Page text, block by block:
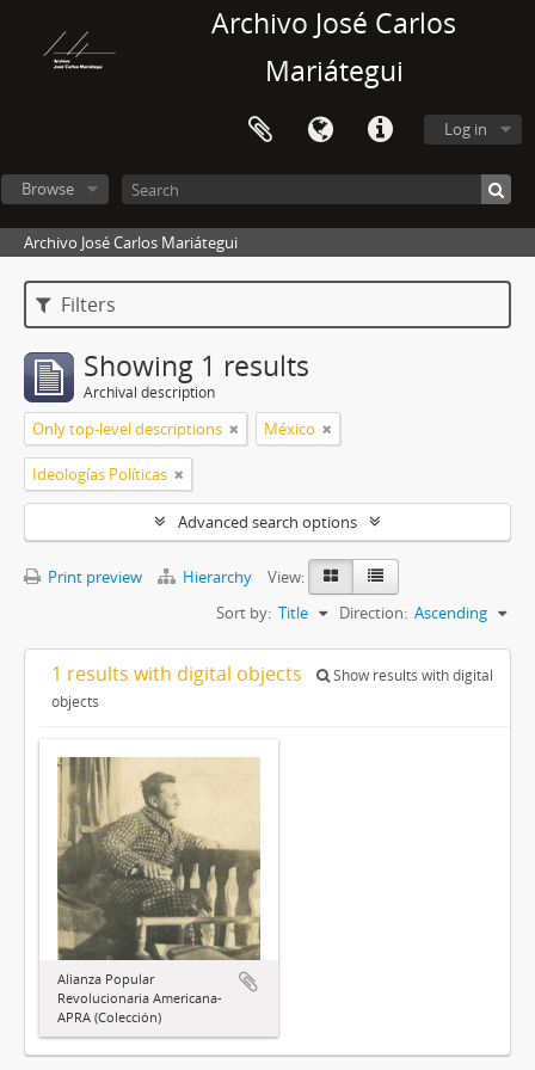
Archivo José Carlos
Mariátegui
Log in
Browse
Archivo José Carlos Mariátegui
Filters
Showing 1 results
Archival description
Only top-level descriptions México
Ideologías Políticas
Advanced search options
Print preview Hierarchy
View:
Sort by: Title Direction: Ascending
1 results with digital objects
Show results with digital
objects
Alianza Popular
Revolucionaria Americana-
APRA (Colección)